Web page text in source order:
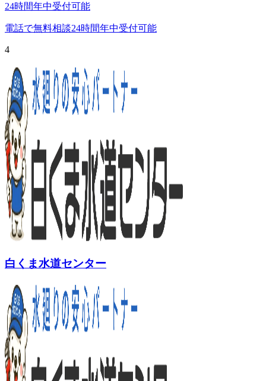
24時間年中受付可能
電話で無料相談24時間年中受付可能
4
白くま水道センター